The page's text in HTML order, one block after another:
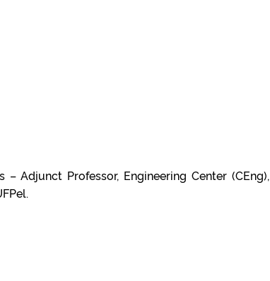
– Adjunct Professor, Engineering Center (CEng),